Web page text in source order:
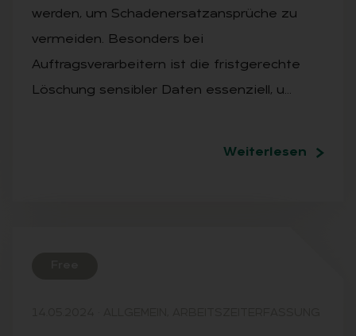
werden, um Schadenersatzansprüche zu
vermeiden. Besonders bei
Auftragsverarbeitern ist die fristgerechte
Löschung sensibler Daten essenziell, u…
Weiterlesen